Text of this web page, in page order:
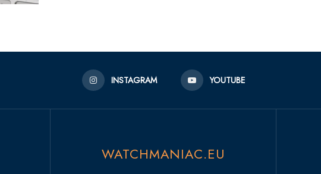
INSTAGRAM YOUTUBE
WATCHMANIAC.EU